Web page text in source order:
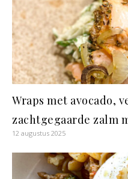
Wraps met avocado,
zachtgegaarde zalm
12 augustus 2025